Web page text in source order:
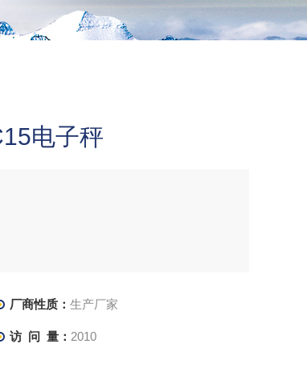
电子秤
厂商性质： 生产厂家
访 问 量： 2010